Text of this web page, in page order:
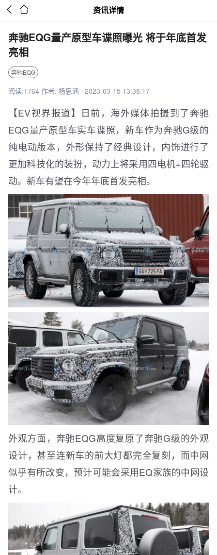
  资讯详情
奔驰EQG量产原型车谍照曝光 将于年底首发
亮相
奔驰EQG
阅读:1764 作者: 杨思涵 · 2023-03-15 13:38:17
【EV视界报道】日前，海外媒体拍摄到了奔驰
EQG量产原型车实车谍照，新车作为奔驰G级的
纯电动版本，外形保持了经典设计，内饰进行了
更加科技化的装扮，动力上将采用四电机+四轮驱
动。新车有望在今年年底首发亮相。
外观方面，奔驰EQG高度复原了奔驰G级的外观
设计，甚至连新车的前大灯都完全复刻，而中网
似乎有所改变，预计可能会采用EQ家族的中网设
计。